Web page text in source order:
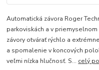
Automatická závora Roger
parkoviskách a v
závory otvárať rýchlo a
a spomalenie v koncových
veľmi nízka hlučnosť. S... celý